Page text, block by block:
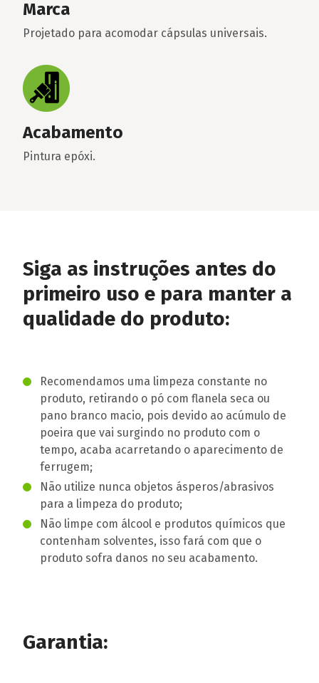
Marca
Projetado para acomodar cápsulas universais.
Acabamento
Pintura epóxi.
Siga as instruções antes do
primeiro uso e para manter a
qualidade do produto:
Recomendamos uma limpeza constante no
produto, retirando o pó com flanela seca ou
pano branco macio, pois devido ao acúmulo de
poeira que vai surgindo no produto com o
tempo, acaba acarretando o aparecimento de
ferrugem;
Não utilize nunca objetos ásperos/abrasivos
para a limpeza do produto;
Não limpe com álcool e produtos químicos que
contenham solventes, isso fará com que o
produto sofra danos no seu acabamento.
Garantia: